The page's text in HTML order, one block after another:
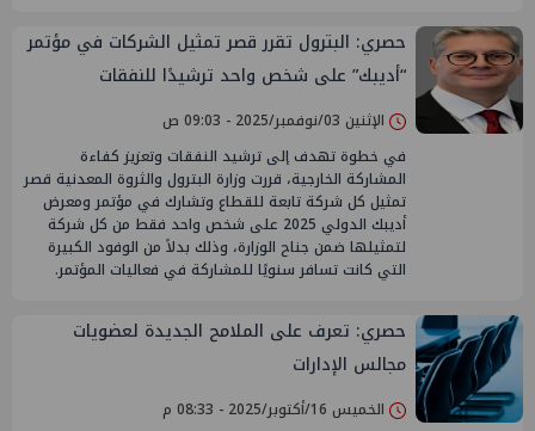
حصري: البترول تقرر قصر تمثيل الشركات في مؤتمر
“أديبك” على شخص واحد ترشيدًا للنفقات
الإثنين 03/نوفمبر/2025 - 09:03 ص
في خطوة تهدف إلى ترشيد النفقات وتعزيز كفاءة
المشاركة الخارجية، قررت وزارة البترول والثروة المعدنية قصر
تمثيل كل شركة تابعة للقطاع وتشارك في مؤتمر ومعرض
أديبك الدولي 2025 على شخص واحد فقط من كل شركة
لتمثيلها ضمن جناح الوزارة، وذلك بدلاً من الوفود الكبيرة
التي كانت تسافر سنويًا للمشاركة في فعاليات المؤتمر.
حصري: تعرف على الملامح الجديدة لعضويات
مجالس الإدارات
الخميس 16/أكتوبر/2025 - 08:33 م